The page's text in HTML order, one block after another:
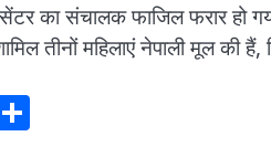
का संचालक फाजिल फरार हो
तीनों महिलाएं नेपाली मूल की
Email